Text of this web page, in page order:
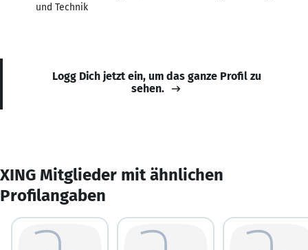
und Technik
Logg Dich jetzt ein, um das ganze Profil zu
sehen.
XING Mitglieder mit ähnlichen
Profilangaben